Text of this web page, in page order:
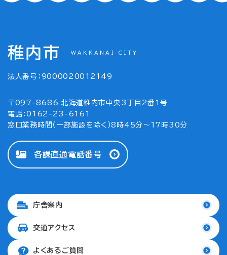
稚内市 WAKKANAI CITY
法人番号：9000020012149
〒097-8686 北海道稚内市中央3丁目2番1号
電話：0162-23-6161
窓口業務時間（一部施設を除く）8時45分～17時30分
各課直通電話番号
庁舎案内
交通アクセス
よくあるご質問